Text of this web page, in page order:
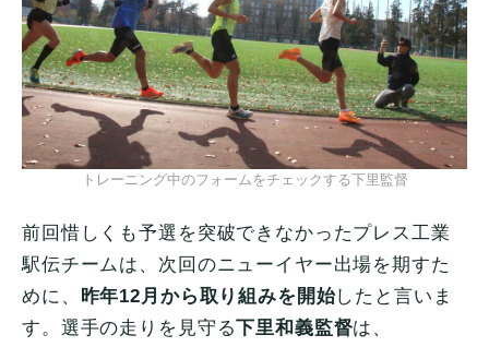
トレーニング中のフォームをチェックする下里監督
前回惜しくも予選を突破できなかったプレス工業
駅伝チームは、次回のニューイヤー出場を期すた
めに、 昨年12月から取り組みを開始したと言いま
す。選手の走りを見守る下里和義監督は、